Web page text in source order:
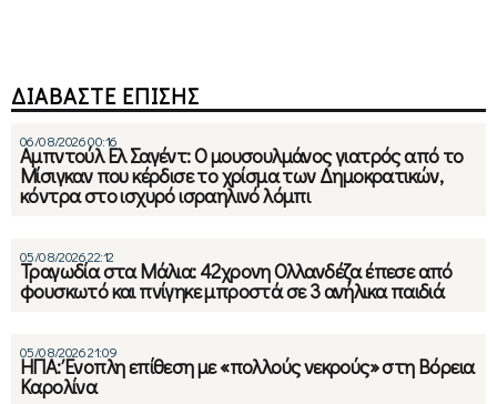
ΔΙΑΒΑΣΤΕ ΕΠΙΣΗΣ
06/08/2026 00:16
Αμπντούλ Ελ Σαγέντ: Ο μουσουλμάνος γιατρός από το
Μίσιγκαν που κέρδισε το χρίσμα των Δημοκρατικών,
κόντρα στο ισχυρό ισραηλινό λόμπι
05/08/2026 22:12
Τραγωδία στα Μάλια: 42χρονη Ολλανδέζα έπεσε από
φουσκωτό και πνίγηκε μπροστά σε 3 ανήλικα παιδιά
05/08/2026 21:09
ΗΠΑ: Ένοπλη επίθεση με «πολλούς νεκρούς» στη Βόρεια
Καρολίνα